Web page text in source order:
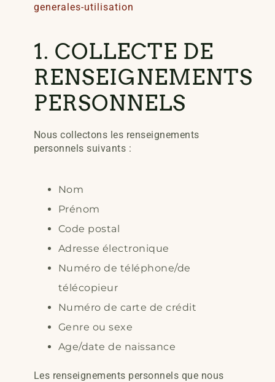
generales-utilisation
1. COLLECTE DE
RENSEIGNEMENTS
PERSONNELS
Nous collectons les renseignements
personnels suivants :
Nom
Prénom
Code postal
Adresse électronique
Numéro de téléphone/de
télécopieur
Numéro de carte de crédit
Genre ou sexe
Age/date de naissance
Les renseignements personnels que nous